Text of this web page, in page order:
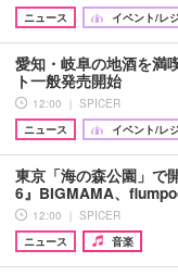
ニュース
イベント/レ
愛知・岐阜の地酒を満
ト一般発売開始
12:00 ｜ SPICER
ニュース
イベント/レ
東京「海の森公園」で
6』BIGMAMA、
12:00 ｜ SPICER
ニュース
音楽